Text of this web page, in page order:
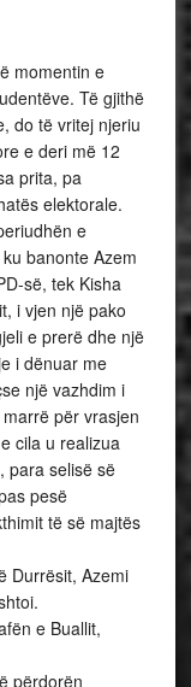
momentin e
Të gjithë
do të vritej njeriu
e deri më 12
prita, pa
elektorale.
e
banonte Azem
së, tek Kisha
i vjen një pako
e prerë dhe një
i dënuar me
një vazhdim i
për vrasjen
cila u realizua
para selisë së
pesë
të së majtës
Durrësit, Azemi
e Buallit,
përdorën